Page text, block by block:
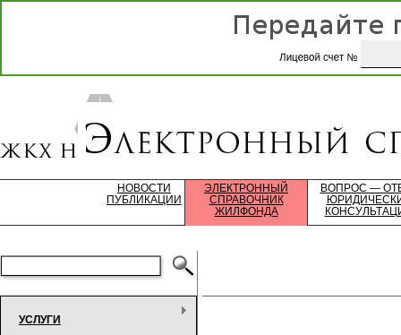
НОВОСТИ
ПУБЛИКАЦИИ
ЭЛЕКТРОННЫЙ
СПРАВОЧНИК
ЖИЛФОНДА
ВОПРОС —
УСЛУГИ